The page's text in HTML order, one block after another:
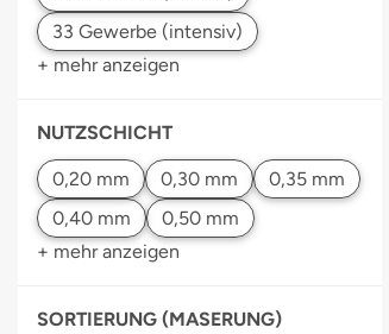
+ mehr anzeigen
NUTZSCHICHT
+ mehr anzeigen
SORTIERUNG (MASERUNG)